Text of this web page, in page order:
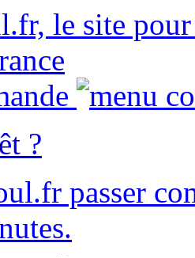
?
passer